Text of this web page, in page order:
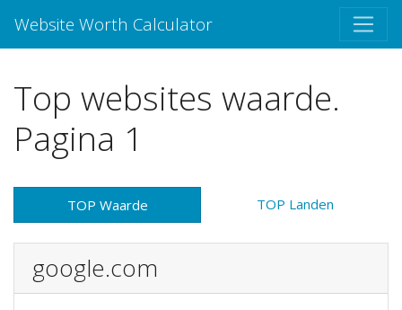
Website Worth Calculator
Top websites waarde.
Pagina 1
TOP Waarde TOP Landen
google.com